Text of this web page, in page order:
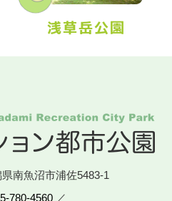
南魚沼市浦佐5483-1
780-4560／